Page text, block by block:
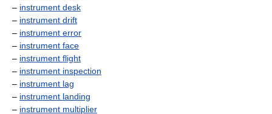
– instrument desk
– instrument drift
– instrument error
– instrument face
– instrument flight
– instrument inspection
– instrument lag
– instrument landing
– instrument multiplier